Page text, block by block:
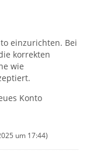
einzurichten. Bei
korrekten
wie
Konto
um 17:44)